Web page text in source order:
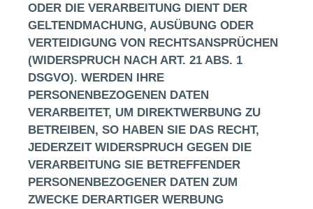
ODER DIE VERARBEITUNG DIENT DER
GELTENDMACHUNG, AUSÜBUNG ODER
VERTEIDIGUNG VON RECHTSANSPRÜCHEN
(WIDERSPRUCH NACH ART. 21 ABS. 1
DSGVO). WERDEN IHRE
PERSONENBEZOGENEN DATEN
VERARBEITET, UM DIREKTWERBUNG ZU
BETREIBEN, SO HABEN SIE DAS RECHT,
JEDERZEIT WIDERSPRUCH GEGEN DIE
VERARBEITUNG SIE BETREFFENDER
PERSONENBEZOGENER DATEN ZUM
ZWECKE DERARTIGER WERBUNG